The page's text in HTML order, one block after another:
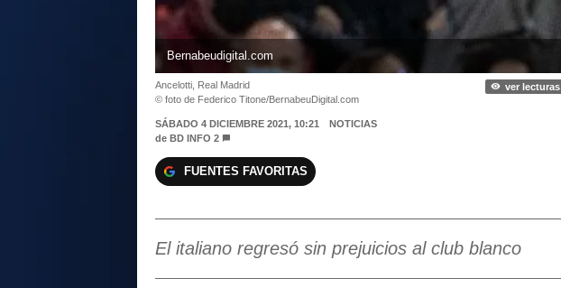
Bernabeudigital.com
Ancelotti, Real Madrid
© foto de Federico Titone/BernabeuDigital.com
ver lecturas
SÁBADO 4 DICIEMBRE 2021, 10:21
NOTICIAS
de BD INFO 2
FUENTES FAVORITAS
El italiano regresó sin prejuicios al club blanco